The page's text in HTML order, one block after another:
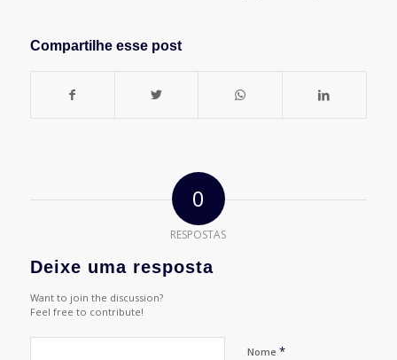
Compartilhe esse post
0
RESPOSTAS
Deixe uma resposta
Want to join the discussion?
Feel free to contribute!
Nome *